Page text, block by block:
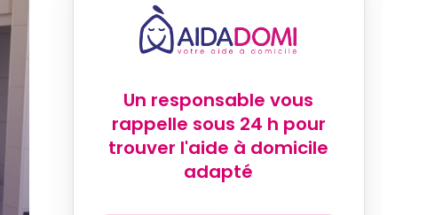
Un responsable vous
rappelle sous 24 h pour
trouver l'aide à domicile
adapté